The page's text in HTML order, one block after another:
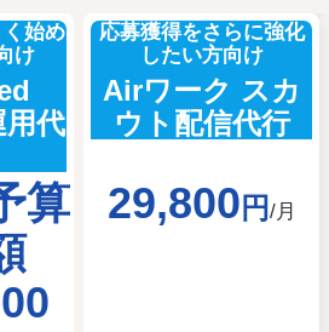
事を検索
検索する
始め
け
用代
応募獲得をさらに強化
したい方向け
Airワーク スカ
ウト配信代行
算
29,800 円 /月